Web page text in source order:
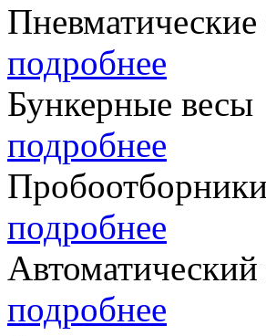
подробнее
Бункерные весы
подробнее
подробнее
подробнее